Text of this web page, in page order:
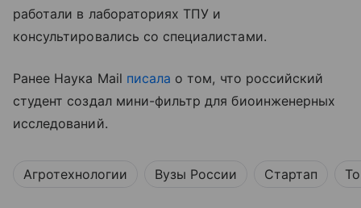
работали в лабораториях ТПУ и
консультировались со специалистами.
Ранее Наука Mail писала о том, что российский
студент создал мини-фильтр для биоинженерных
исследований.
Агротехнологии Вузы России Стартап